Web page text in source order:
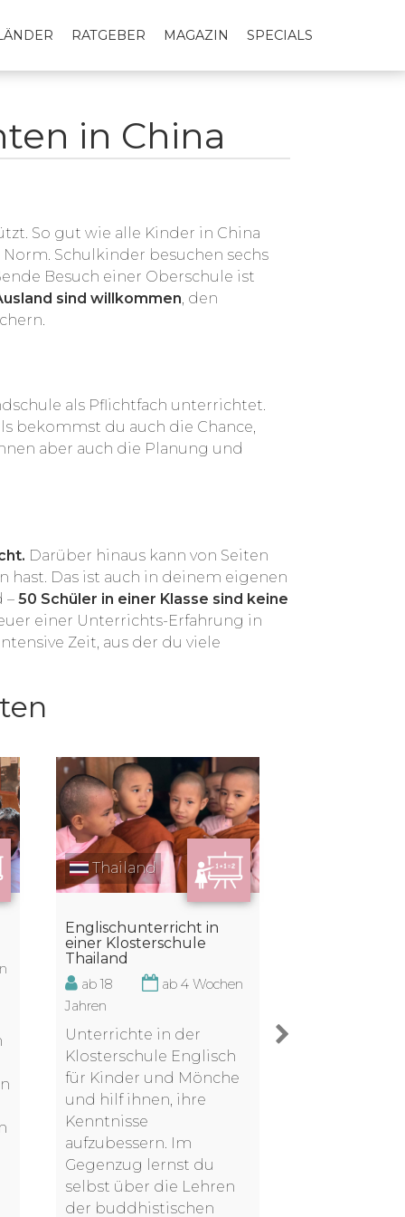
RATGEBER MAGAZIN SPECIALS
in China
So gut wie alle Kinder in China
Schulkinder besuchen sechs
Besuch einer Oberschule ist
sind willkommen, den
als Pflichtfach unterrichtet.
bekommst du auch die Chance,
aber auch die Planung und
Darüber hinaus kann von Seiten
Das ist auch in deinem eigenen
– 50 Schüler in einer Klasse sind keine
einer Unterrichts-Erfahrung in
Zeit, aus der du viele
Thailand
Englischunterricht in
einer Klosterschule
Thailand
ab 18
Jahren
ab 4 Wochen
Unterrichte in der
Klosterschule Englisch
für Kinder und Mönche
und hilf ihnen, ihre
Kenntnisse
aufzubessern. Im
Gegenzug lernst du
selbst über die Lehren
der buddhistischen